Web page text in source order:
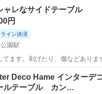
テーブル 商品
ャレなサイドテーブル
円
イン決済
園駅
ます。剥げたり、傷などありま
できるだけ早くとりにきてく
ろしくおねがいします。
テーブル サイド
Deco Hame インターデ
ルテーブル カン…